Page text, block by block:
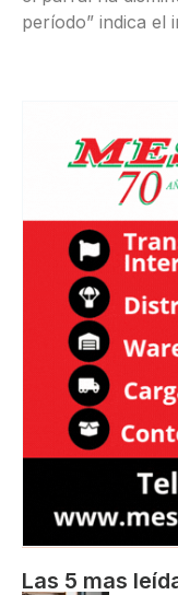
período” indica el
Las 5 mas